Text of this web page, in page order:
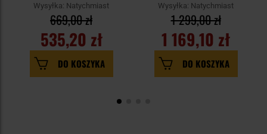
Wysyłka: Natychmiast
535,20 zł
669,00 zł
DO KOSZYKA
Wysyłka: Natychmiast
1 169,10 zł
1 299,00 zł
DO KOSZYKA